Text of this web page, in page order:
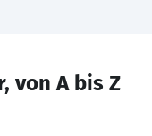
von A bis Z